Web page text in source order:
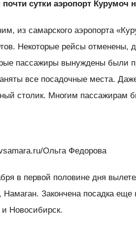
почти сутки аэропорт Курумоч
из самарского аэропорта
Некоторые рейсы отменены,
пассажиры вынуждены были
все посадочные места.
столик. Многим пассажирам
Ольга Федорова
в первой половине дня
Намаган. Закончена посадка еще
и Новосибирск.